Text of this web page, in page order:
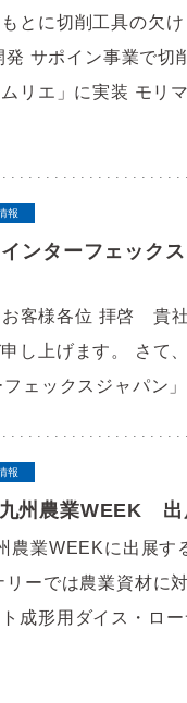
とに切削工具の欠
発 サポイン事業で切
リエ」に実装 モリ
報
インターフェック
客様各位 拝啓 貴
し上げます。 さて
フェックスジャパン
報
九州農業WEEK
農業WEEKに出展す
リーでは農業資材に
成形用ダイス・ロ